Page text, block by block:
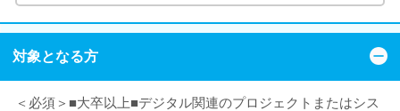
対象となる方
＜必須＞■大卒以上■デジタル関連のプロジェクトまたはシス